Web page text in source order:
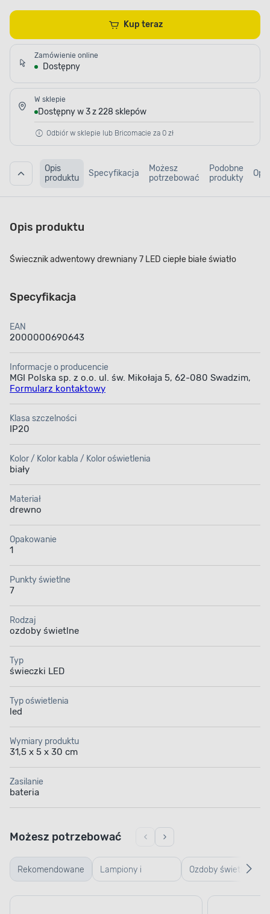
Kup teraz
Zamówienie online
Dostępny
W sklepie
Dostępny w 3 z 228 sklepów
Odbiór w sklepie lub Bricomacie za 0 zł
Opis
produktu
Specyfikacja
Możesz
potrzebować
Podobne
produkty
Opis produktu
Świecznik adwentowy drewniany 7 LED ciepłe białe światło
Specyfikacja
EAN
2000000690643
Informacje o producencie
MGI Polska sp. z o.o. ul. św. Mikołaja 5, 62-080 Swadzim,
Formularz kontaktowy
Klasa szczelności
IP20
Kolor / Kolor kabla / Kolor oświetlenia
biały
Materiał
drewno
Opakowanie
1
Punkty świetlne
7
Rodzaj
ozdoby świetlne
Typ
świeczki LED
Typ oświetlenia
led
Wymiary produktu
31,5 x 5 x 30 cm
Zasilanie
bateria
Rekomendowane Lampiony i
latarenki
Ozdoby świetlne
bożonarodzeniowe
Możesz potrzebować